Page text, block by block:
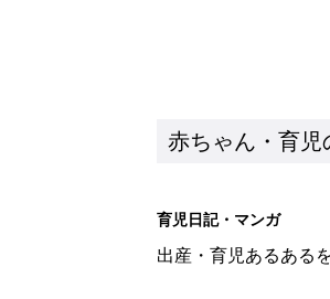
赤ちゃん・育児
育児日記・マンガ
出産・育児あるある